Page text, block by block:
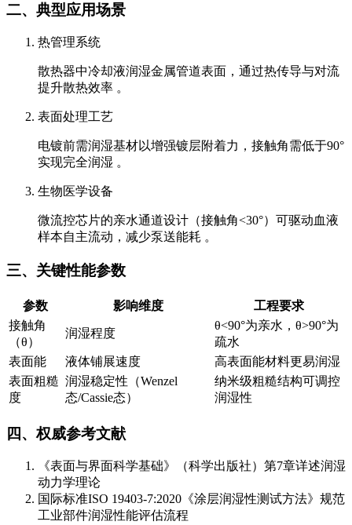
二、典型应用场景
热管理系统
散热器中冷却液润湿金属管道表面，通过热传导与对流
提升散热效率 。
表面处理工艺
电镀前需润湿基材以增强镀层附着力，接触角需低于90°
实现完全润湿 。
生物医学设备
微流控芯片的亲水通道设计（接触角<30°）可驱动血液
样本自主流动，减少泵送能耗 。
三、关键性能参数
参数 影响维度
工程要求
接触角
（θ）
润湿程度
θ<90°为亲水，θ>90°为
疏水
表面能
液体铺展速度
高表面能材料更易润湿
表面粗糙
度
润湿稳定性（Wenzel
态/Cassie态）
纳米级粗糙结构可调控
润湿性
四、权威参考文献
《表面与界面科学基础》（科学出版社）第7章详述润湿
动力学理论
国际标准ISO 19403-7:2020《涂层润湿性测试方法》规范
工业部件润湿性能评估流程